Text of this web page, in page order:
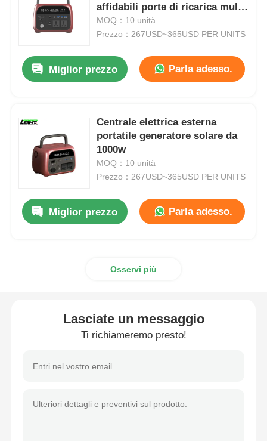
Casa
Prodotti
affidabili porte di ricarica multi
sistema di accumulo di energia
per emergenze
MOQ：10 unità
Prezzo：267USD~365USD PER UNITS
Miglior prezzo Parla adesso.
Centrale elettrica esterna
portatile generatore solare da
1000w
MOQ：10 unità
Prezzo：267USD~365USD PER UNITS
Miglior prezzo Parla adesso.
Osservi più
Lasciate un messaggio
Ti richiameremo presto!